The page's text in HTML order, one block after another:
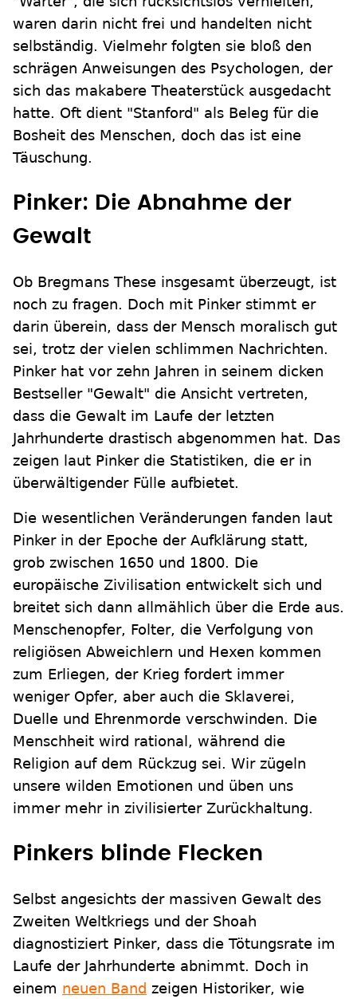
waren darin nicht frei und handelten nicht
selbständig. Vielmehr folgten sie bloß den
schrägen Anweisungen des Psychologen, der
sich das makabere Theaterstück ausgedacht
hatte. Oft dient "Stanford" als Beleg für die
Bosheit des Menschen, doch das ist eine
Täuschung.
Pinker: Die Abnahme der
Gewalt
Ob Bregmans These insgesamt überzeugt, ist
noch zu fragen. Doch mit Pinker stimmt er
darin überein, dass der Mensch moralisch gut
sei, trotz der vielen schlimmen Nachrichten.
Pinker hat vor zehn Jahren in seinem dicken
Bestseller "Gewalt" die Ansicht vertreten,
dass die Gewalt im Laufe der letzten
Jahrhunderte drastisch abgenommen hat. Das
zeigen laut Pinker die Statistiken, die er in
überwältigender Fülle aufbietet.
Die wesentlichen Veränderungen fanden laut
Pinker in der Epoche der Aufklärung statt,
grob zwischen 1650 und 1800. Die
europäische Zivilisation entwickelt sich und
breitet sich dann allmählich über die Erde aus.
Menschenopfer, Folter, die Verfolgung von
religiösen Abweichlern und Hexen kommen
zum Erliegen, der Krieg fordert immer
weniger Opfer, aber auch die Sklaverei,
Duelle und Ehrenmorde verschwinden. Die
Menschheit wird rational, während die
Religion auf dem Rückzug sei. Wir zügeln
unsere wilden Emotionen und üben uns
immer mehr in zivilisierter Zurückhaltung.
Pinkers blinde Flecken
Selbst angesichts der massiven Gewalt des
Zweiten Weltkriegs und der Shoah
diagnostiziert Pinker, dass die Tötungsrate im
Laufe der Jahrhunderte abnimmt. Doch in
einem neuen Band zeigen Historiker, wie